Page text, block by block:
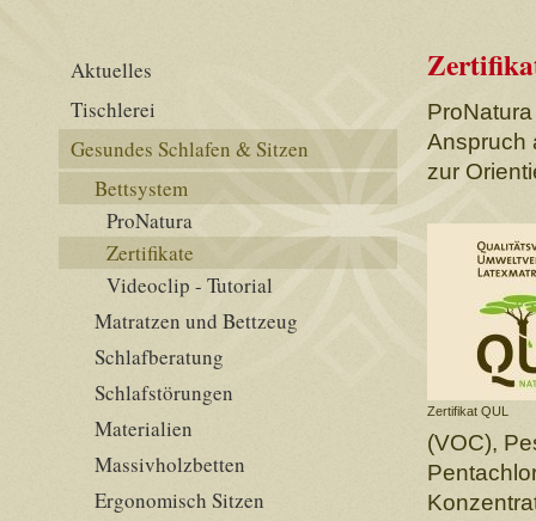
Anspruch
zur
Zertifikat QUL
(VOC),
Aktuelles
Tischlerei
Gesundes Schlafen & Sitzen
Bettsystem
ProNatura
Zertifikate
Videoclip - Tutorial
Matratzen und Bettzeug
Schlafberatung
Schlafstörungen
Materialien
Massivholzbetten
Ergonomisch Sitzen